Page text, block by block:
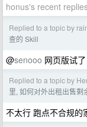
honus's recent
Replied to a topic by
查的 Skill
@senooo 网页版试
Replied to a topic by
里, 如何对外出租出售剩
不太行 跑点不合规的